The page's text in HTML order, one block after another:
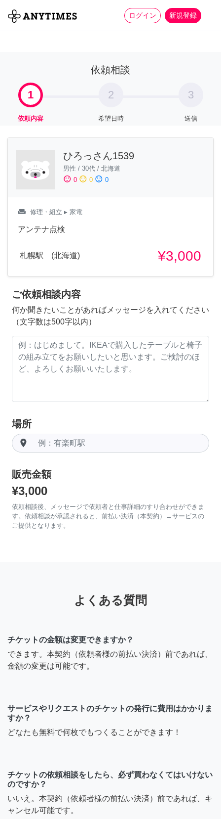
ログイン 新規登録
全て 家事 more_horiz
依頼相談
1
依頼内容
2
希望日時
3
送信
ひろっさん1539
男性 / 30代 / 北海道
sentiment_satisfied 0 sentiment_neutral 0 sentiment_dissatisfied 0
weekend 修理・組立 ▸ 家電
アンテナ点検
札幌駅 (北海道) ¥3,000
ご依頼相談内容
何か聞きたいことがあればメッセージを入れてください
（文字数は500字以内）
場所
room
販売金額
¥3,000
依頼相談後、メッセージで依頼者と仕事詳細のすり合わせができま
す。依頼相談が承認されると、前払い決済（本契約）→サービスの
ご提供となります。
よくある質問
チケットの金額は変更できますか？
できます。本契約（依頼者様の前払い決済）前であれば、
金額の変更は可能です。
サービスやリクエストのチケットの発行に費用はかかりま
すか？
どなたも無料で何枚でもつくることができます！
チケットの依頼相談をしたら、必ず買わなくてはいけない
のですか？
いいえ。本契約（依頼者様の前払い決済）前であれば、キ
ャンセル可能です。